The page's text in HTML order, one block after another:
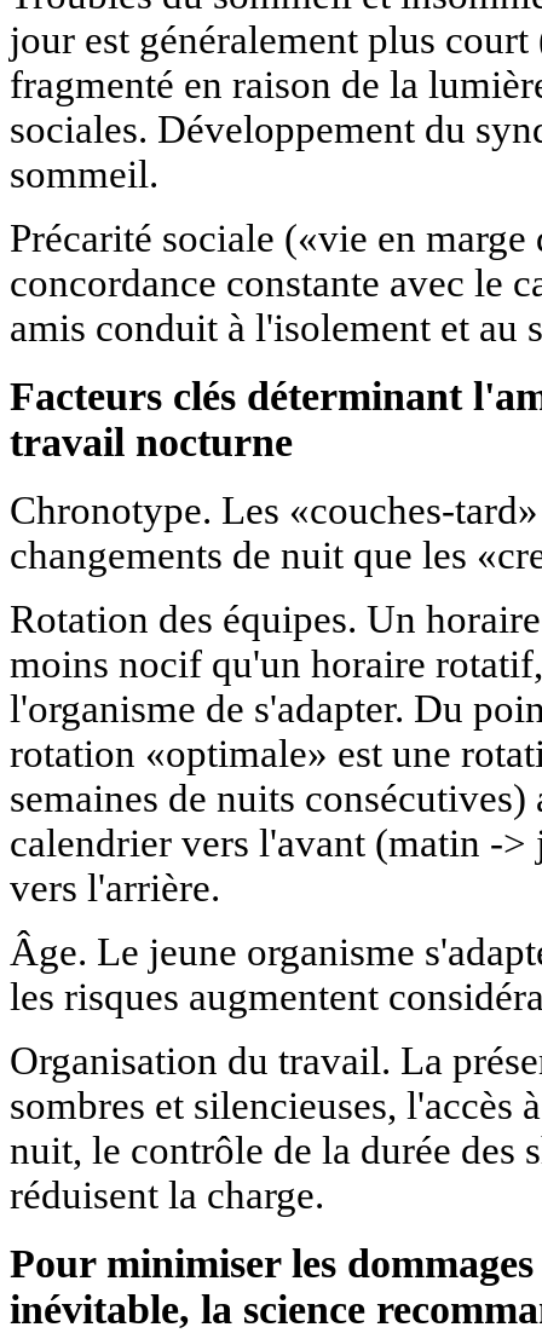
jour est généralement plus
fragmenté en raison de la
sociales. Développement du
sommeil.
Précarité sociale («vie en
concordance constante avec le
amis conduit à l'isolement et au
Facteurs clés déterminant
travail nocturne
Chronotype. Les «couches-
changements de nuit que les
Rotation des équipes. Un
moins nocif qu'un horaire
l'organisme de s'adapter. Du
rotation «optimale» est une
semaines de nuits
calendrier vers l'avant (matin -
vers l'arrière.
Âge. Le jeune organisme
les risques augmentent
Organisation du travail. La
sombres et silencieuses, l'accès
nuit, le contrôle de la durée des
réduisent la charge.
Pour minimiser les
inévitable, la science